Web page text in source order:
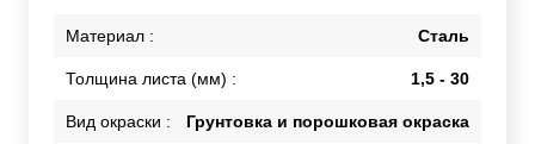
Материал : Сталь
Толщина листа (мм) : 1,5 - 30
Вид окраски : Грунтовка и порошковая окраска